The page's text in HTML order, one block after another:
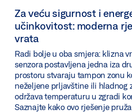
Za veću sigurnost i
učinkovitost: moderna
vrata
Radi bolje u oba smjera: klizna
senzora postavljena jedna iza
prostoru stvaraju tampon zonu
neželjene prljavštine ili hladnog
održava temperaturu u zgradi
Saznajte kako ovo rješenje